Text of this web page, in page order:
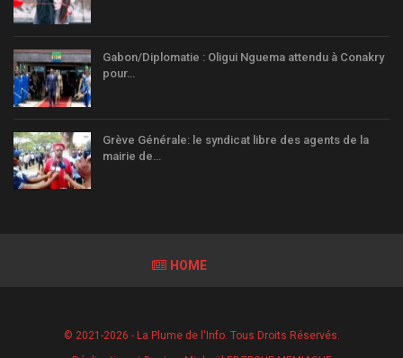
Gabon/Diplomatie : Oligui Nguema attendu à Conakry
pour…
Grève Générale: le syndicat libre des agents de la
mairie de…
HOME
© 2021-2026 - La Plume de l'Info. Tous Droits Réservés.